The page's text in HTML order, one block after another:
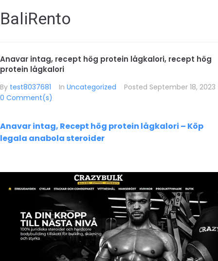
BaliRento
Anavar intag, recept hög protein lågkalori, recept hög
protein lågkalori
By test8037681 In Uncategorized Posted September 18, 2023
0 Comment(s)
Anavar intag, Recept hög protein lågkalori – Köp
legala anabola steroider